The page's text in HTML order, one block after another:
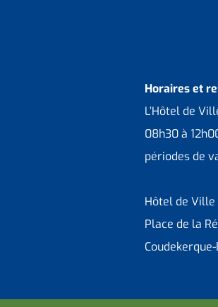
Horaires et
L’Hôtel de
08h30 à
périodes de
Hôtel de Ville
Place de la